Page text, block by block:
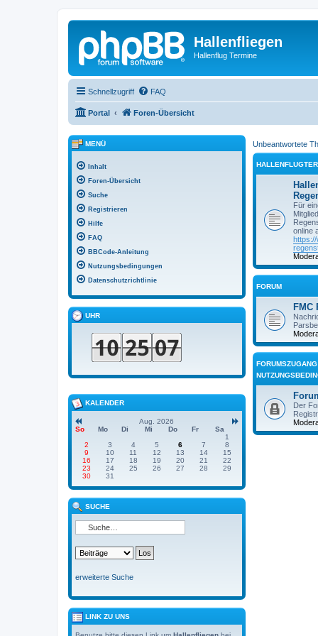
Hallenfliegen
Hallenflug Termine
Schnellzugriff FAQ
Portal Foren-Übersicht
Unbeantwortete
Für
online
FORUM
FMC
Der
MENÜ
Inhalt
Foren-Übersicht
Suche
Registrieren
Hilfe
FAQ
BBCode-Anleitung
Nutzungsbedingungen
Datenschutzrichtlinie
UHR
KALENDER
Aug. 2026
So
Mo Di Mi Do Fr
Sa
1
2
3 4 5 6 7
8
9
10 11 12 13 14
15
16
17 18 19 20 21
22
23
24 25 26 27 28
29
30
31
SUCHE
erweiterte Suche
LINK ZU UNS